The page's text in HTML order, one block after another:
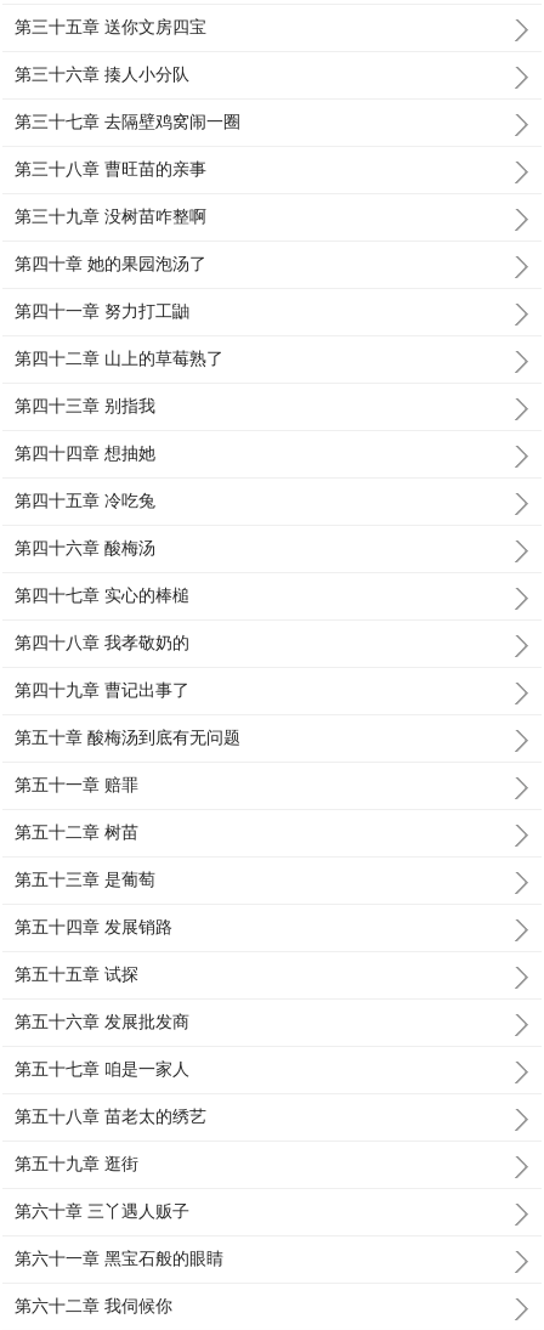
第三十五章 送你文房四宝
第三十六章 揍人小分队
第三十七章 去隔壁鸡窝闹一圈
第三十八章 曹旺苗的亲事
第三十九章 没树苗咋整啊
第四十章 她的果园泡汤了
第四十一章 努力打工鼬
第四十二章 山上的草莓熟了
第四十三章 别指我
第四十四章 想抽她
第四十五章 冷吃兔
第四十六章 酸梅汤
第四十七章 实心的棒槌
第四十八章 我孝敬奶的
第四十九章 曹记出事了
第五十章 酸梅汤到底有无问题
第五十一章 赔罪
第五十二章 树苗
第五十三章 是葡萄
第五十四章 发展销路
第五十五章 试探
第五十六章 发展批发商
第五十七章 咱是一家人
第五十八章 苗老太的绣艺
第五十九章 逛街
第六十章 三丫遇人贩子
第六十一章 黑宝石般的眼睛
第六十二章 我伺候你